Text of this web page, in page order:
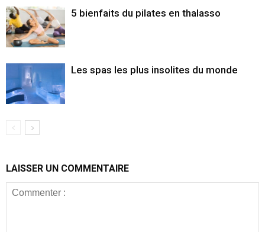
5 bienfaits du pilates en thalasso
Les spas les plus insolites du monde
LAISSER UN COMMENTAIRE